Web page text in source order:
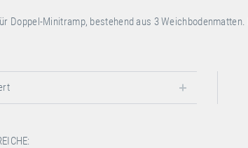
Doppel-Minitramp, bestehend aus 3